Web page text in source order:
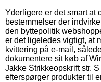
Yderligere er det smart at
bestemmelser der
den byttepolitik
er det ligeledes vigtigt, at
kvittering på e-mail,
dokumentere sit køb af
Jakke Strikkeopskrift str.
efterspørger produkter til